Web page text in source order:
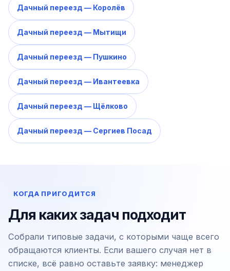
Дачный переезд — Королёв
Дачный переезд — Мытищи
Дачный переезд — Пушкино
Дачный переезд — Ивантеевка
Дачный переезд — Щёлково
Дачный переезд — Сергиев Посад
КОГДА ПРИГОДИТСЯ
Для каких задач подходит
Собрали типовые задачи, с которыми чаще всего
обращаются клиенты. Если вашего случая нет в
списке, всё равно оставьте заявку: менеджер